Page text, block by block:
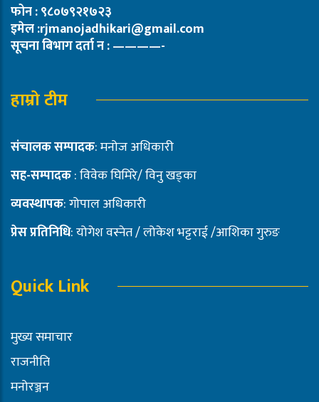
फोन : ९८०७९२१७२३
इमेल :rjmanojadhikari@gmail.com
सूचना बिभाग दर्ता न : ————-
हाम्रो टीम
संचालक सम्पादक: मनोज अधिकारी
सह-सम्पादक: विवेक घिमिरे/ विनु खड्का
व्यवस्थापक: गोपाल अधिकारी
प्रेस प्रतिनिधि: योगेश वस्नेत / लोकेश भट्टराई /आशिका गुरुङ
Quick Link
मुख्य समाचार
राजनीति
मनोरञ्जन